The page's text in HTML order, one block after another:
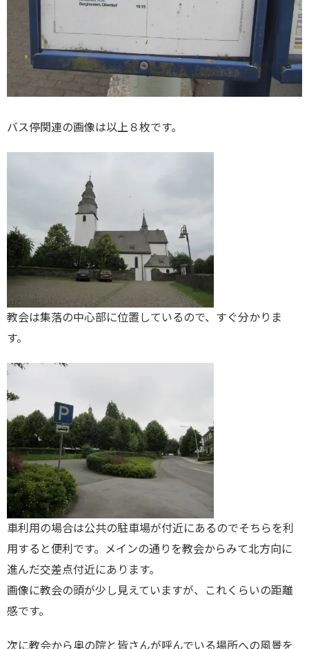
バス停関連の画像は以上８枚です。
教会は集落の中心部に位置しているので、すぐ分かりま
す。
車利用の場合は公共の駐車場が付近にあるのでそちらを利
用すると便利です。メインの通りを教会からみて北方向に
進んだ交差点付近にあります。
画像に教会の頭が少し見えていますが、これくらいの距離
感です。
次に教会から奥の院と皆さんが呼んでいる場所への風景を